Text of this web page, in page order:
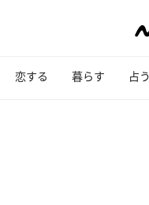
恋する 暮らす 占う